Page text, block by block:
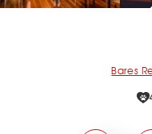
Bares